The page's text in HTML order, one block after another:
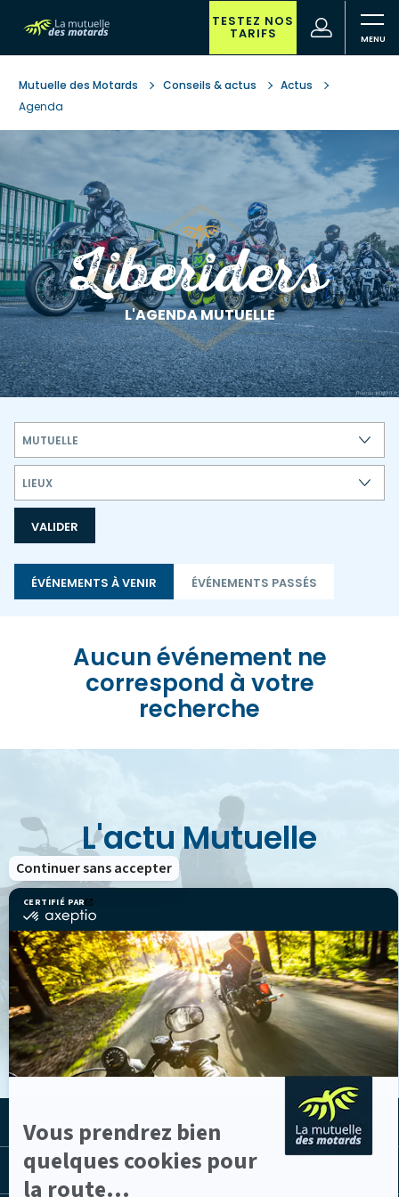
CERTIFIÉ PAR
certifié
Axeptio
-
En
savoir
plus
sur
Axeptio
Vous prendrez bien
quelques cookies pour
la route...
Continuer sans accepter
contenu
principal recherche
TESTEZ NOS
TARIFS
(nouvelle
fenêtre)
Mutuelle des Motards Conseils & actus
Actus
Agenda
L'AGENDA MUTUELLE
MUTUELLE
LIEUX
Aucun événement ne
correspond à votre
recherche
L'actu Mutuelle
Découvrez toute l'actualité des passionnés de 2 et
VOIR LES ACTUS
LA MUTUELLE
LES LIENS UTILES